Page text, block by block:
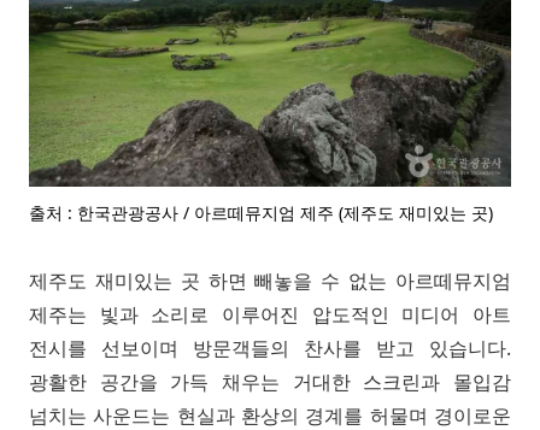
출처 : 한국관광공사 / 아르떼뮤지엄 제주 (제주도 재미있는 곳)
제주도 재미있는 곳 하면 빼놓을 수 없는 아르떼뮤지엄
제주는 빛과 소리로 이루어진 압도적인 미디어 아트
전시를 선보이며 방문객들의 찬사를 받고 있습니다.
광활한 공간을 가득 채우는 거대한 스크린과 몰입감
넘치는 사운드는 현실과 환상의 경계를 허물며 경이로운